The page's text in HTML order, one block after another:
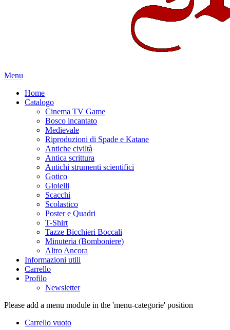
Menu
Home
Catalogo
Cinema TV Game
Bosco incantato
Medievale
Riproduzioni di Spade e Katane
Antiche civiltà
Antica scrittura
Antichi strumenti scientifici
Gotico
Gioielli
Scacchi
Scolastico
Poster e Quadri
T-Shirt
Tazze Bicchieri Boccali
Minuteria (Bomboniere)
Altro Ancora
Informazioni utili
Carrello
Profilo
Newsletter
Please add a menu module in the 'menu-categorie' position
Carrello vuoto